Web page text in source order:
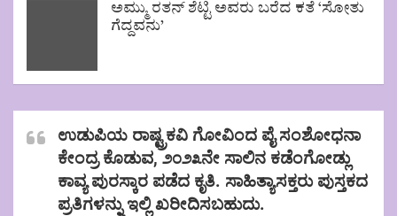
ಅಮ್ಮು ರತನ್ ಶೆಟ್ಟಿ ಅವರು ಬರೆದ ಕತೆ ‘ಸೋತು
ಗೆದ್ದವನು’
ಉಡುಪಿಯ ರಾಷ್ಟ್ರಕವಿ ಗೋವಿಂದ ಪೈ ಸಂಶೋಧನಾ
ಕೇಂದ್ರ ಕೊಡುವ, ೨೦೨೩ನೇ ಸಾಲಿನ ಕಡೆಂಗೋಡ್ಲು
ಕಾವ್ಯ ಪುರಸ್ಕಾರ ಪಡೆದ ಕೃತಿ. ಸಾಹಿತ್ಯಾಸಕ್ತರು ಪುಸ್ತಕದ
ಪ್ರತಿಗಳನ್ನು ಇಲ್ಲಿ ಖರೀದಿಸಬಹುದು.